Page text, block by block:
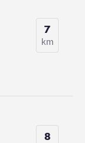
7
km
8